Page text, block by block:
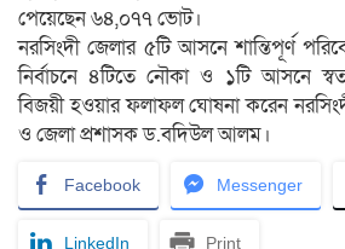
পেয়েছেন ৬৪,০৭৭ ভোট।
নরসিংদী জেলার ৫টি আসনে শান্তিপূর্ণ
নির্বাচনে ৪টিতে নৌকা ও ১টি আসনে
বিজয়ী হওয়ার ফলাফল ঘোষনা করেন
ও জেলা প্রশাসক ড.বদিউল আলম।
Facebook Messenger
LinkedIn Print